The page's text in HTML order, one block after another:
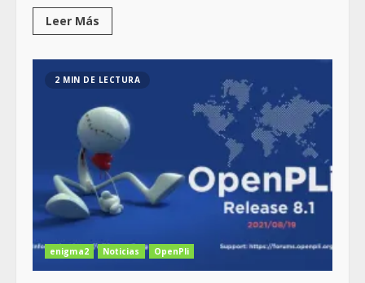
Leer Más
2 MIN DE LECTURA
enigma2 Noticias OpenPli